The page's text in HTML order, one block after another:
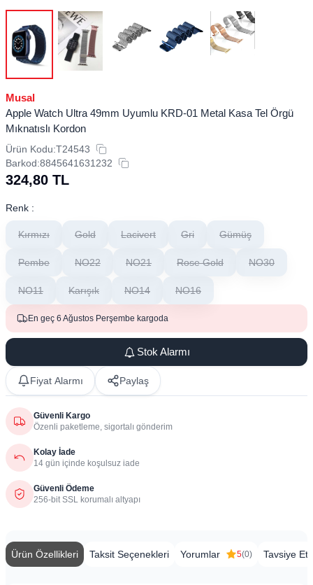
Musal
Apple Watch Ultra 49mm Uyumlu KRD-01 Metal Kasa Tel Örgü
Mıknatıslı Kordon
Ürün Kodu:T24543
Barkod:8845641631232
324,80 TL
Renk :
Kırmızı Gold Lacivert Gri Gümüş
Pembe NO22 NO21 Rose Gold NO30
NO11 Karışık NO14 NO16
En geç 6 Ağustos Perşembe kargoda
Stok Alarmı
Fiyat Alarmı Paylaş
Güvenli Kargo
Özenli paketleme, sigortalı gönderim
Kolay İade
14 gün içinde koşulsuz iade
Güvenli Ödeme
256-bit SSL korumalı altyapı
Ürün Özellikleri Taksit Seçenekleri Yorumlar 5(0) Tavsiye Et